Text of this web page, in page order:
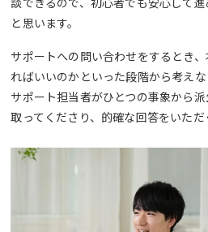
談できるので、初心者でも安心して
と思います。
サポートへの問い合わせをするとき
ればいいのかといった段階から考えな
サポート担当者がひとつの事象から
取ってくださり、的確な回答をいただ